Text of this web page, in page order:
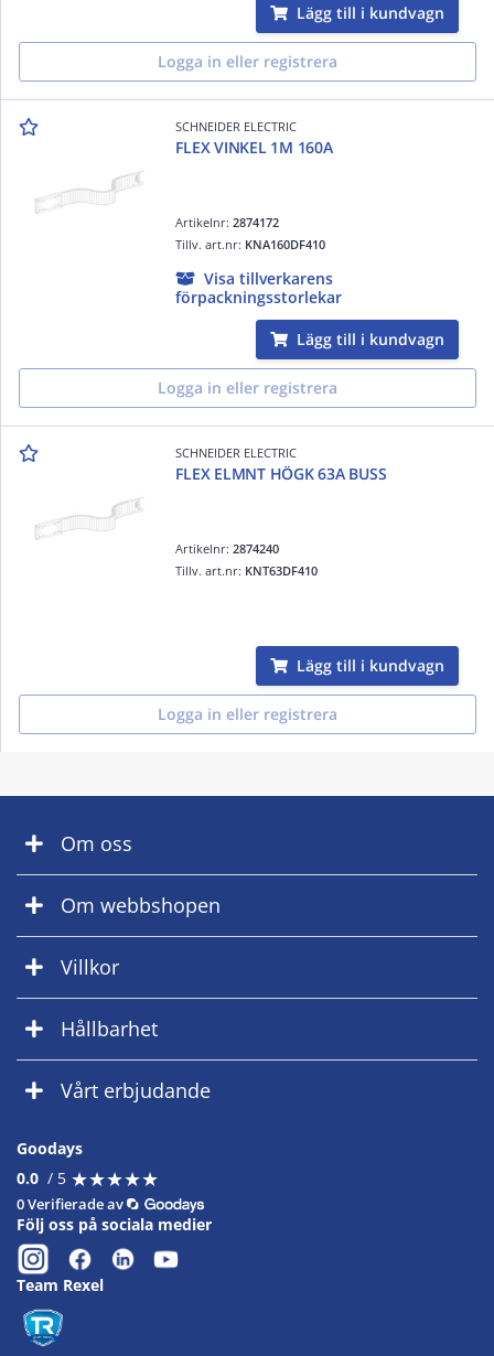
Lägg till i kundvagn
Logga in eller registrera
SCHNEIDER ELECTRIC
FLEX VINKEL 1M 160A
Artikelnr:2874172
Tillv. art.nr: KNA160DF410
Visa tillverkarens
förpackningsstorlekar
Lägg till i kundvagn
Logga in eller registrera
SCHNEIDER ELECTRIC
FLEX ELMNT HÖGK 63A BUSS
Artikelnr:2874240
Tillv. art.nr: KNT63DF410
Lägg till i kundvagn
Logga in eller registrera
Om oss
Om webbshopen
Villkor
Hållbarhet
Vårt erbjudande
Goodays
0.0 / 5 ★★★★★
★★★★★
0 Verifierade av
Följ oss på sociala medier
Team Rexel